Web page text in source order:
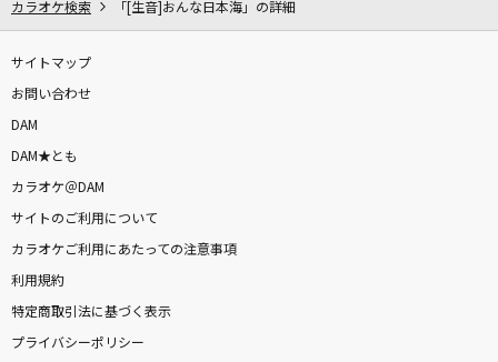
カラオケ検索 「[生音]おんな日本海」の詳細
サイトマップ
お問い合わせ
DAM
DAM★とも
カラオケ＠DAM
サイトのご利用について
カラオケご利用にあたっての注意事項
利用規約
特定商取引法に基づく表示
プライバシーポリシー